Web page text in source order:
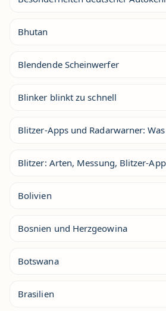
Bhutan
Blendende Scheinwerfer
Blinker blinkt zu schnell
Blitzer-Apps und Radarwarner:
Blitzer: Arten, Messung, Blitzer-
Bolivien
Bosnien und Herzgeowina
Botswana
Brasilien